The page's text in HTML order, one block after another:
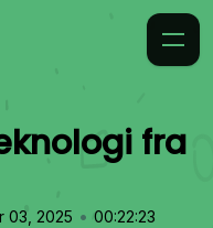
fra
03, 2025 • 00:22:23